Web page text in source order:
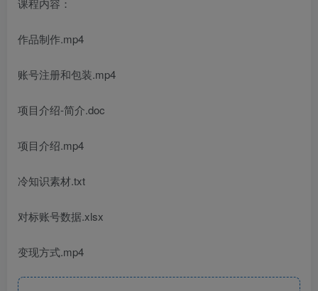
课程内容：
作品制作.mp4
账号注册和包装.mp4
项目介绍-简介.doc
项目介绍.mp4
冷知识素材.txt
对标账号数据.xlsx
变现方式.mp4